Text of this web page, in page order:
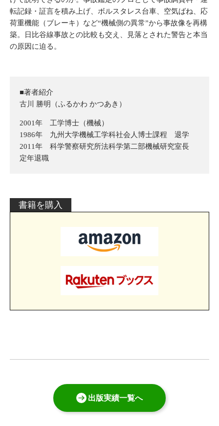
転記録・証言を積み上げ、ボルスタレス台車、空気ばね、応
荷重機能（ブレーキ）など“機械側の異常”から事故像を再構
築。日比谷線事故との比較も交え、見落とされた警告と本当
の原因に迫る。
■著者紹介
古川 勝明（ふるかわ かつあき）
2001年 工学博士（機械）
1986年 九州大学機械工学科社会人博士課程 退学
2011年 科学警察研究所法科学第二部機械研究室長
定年退職
書籍を購入
出版実績一覧へ